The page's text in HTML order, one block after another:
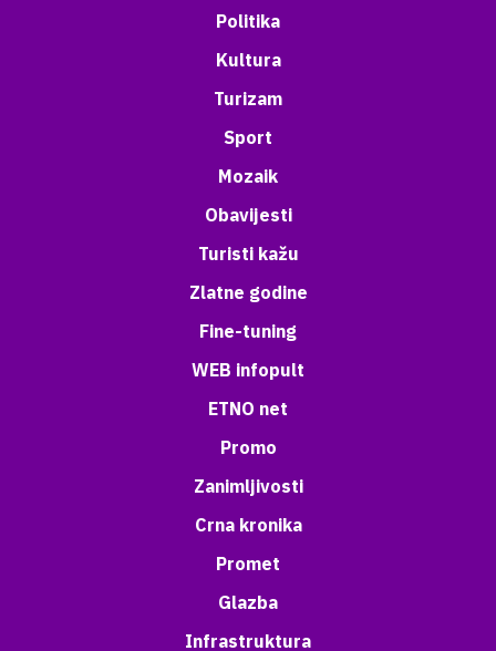
Politika
Kultura
Turizam
Sport
Mozaik
Obavijesti
Turisti kažu
Zlatne godine
Fine-tuning
WEB infopult
ETNO net
Promo
Zanimljivosti
Crna kronika
Promet
Glazba
Infrastruktura